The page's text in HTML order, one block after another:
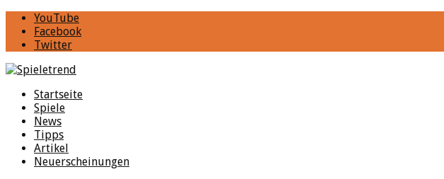
YouTube
Facebook
Twitter
Startseite
Spiele
News
Tipps
Artikel
Neuerscheinungen